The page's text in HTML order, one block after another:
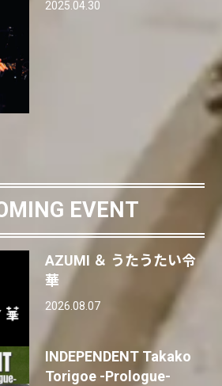
2025.04.30
EVENT
AZUMI ＆ うたうたい令
華
2026.08.07
INDEPENDENT Takako
Torigoe -Prologue-